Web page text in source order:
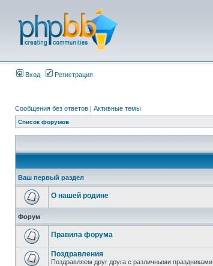
Вход Регистрация
Сообщения без ответов | Активные темы
Список форумов
Ваш первый раздел
О нашей родине
Форум
Правила форума
Поздравления
Поздравляем друг друга с различными праздниками